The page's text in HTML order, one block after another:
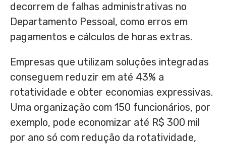
decorrem de falhas administrativas no
Departamento Pessoal, como erros em
pagamentos e cálculos de horas extras.
Empresas que utilizam soluções integradas
conseguem reduzir em até 43% a
rotatividade e obter economias expressivas.
Uma organização com 150 funcionários, por
exemplo, pode economizar até R$ 300 mil
por ano só com redução da rotatividade,